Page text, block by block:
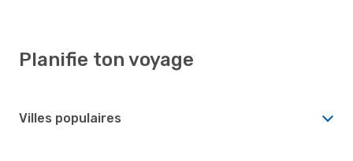
Planifie ton voyage
Villes populaires